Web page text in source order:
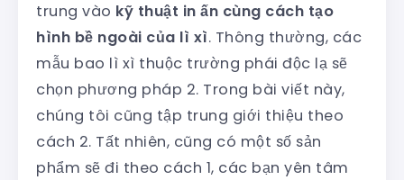
trung vào kỹ thuật in ấn cùng cách tạo
hình bề ngoài của lì xì. Thông thường, các
mẫu bao lì xì thuộc trường phái độc lạ sẽ
chọn phương pháp 2. Trong bài viết này,
chúng tôi cũng tập trung giới thiệu theo
cách 2. Tất nhiên, cũng có một số sản
phẩm sẽ đi theo cách 1, các bạn yên tâm